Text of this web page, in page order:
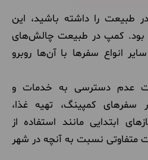
طبیعت را داشته باشید، این
بود. کمپ در طبیعت چالش‌های
انواع سفرها با آن‌ها روبرو
عدم دسترسی به خدمات و
کمپینگ، تهیه غذا،
ابتدایی مانند استفاده از
نسبت به آنچه در شهر